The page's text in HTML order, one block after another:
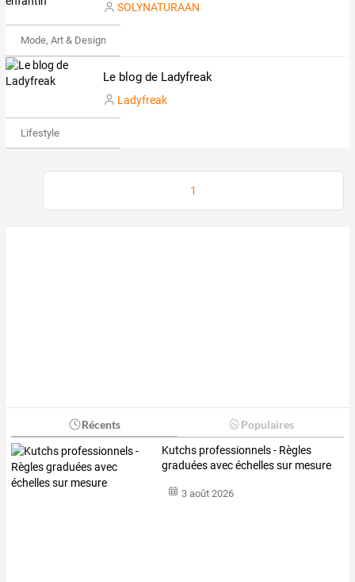
SOLYNATURAAN
Mode, Art & Design
Le blog de Ladyfreak
Ladyfreak
Lifestyle
1
Récents Populaires
Kutchs professionnels - Règles
graduées avec échelles sur mesure
3 août 2026